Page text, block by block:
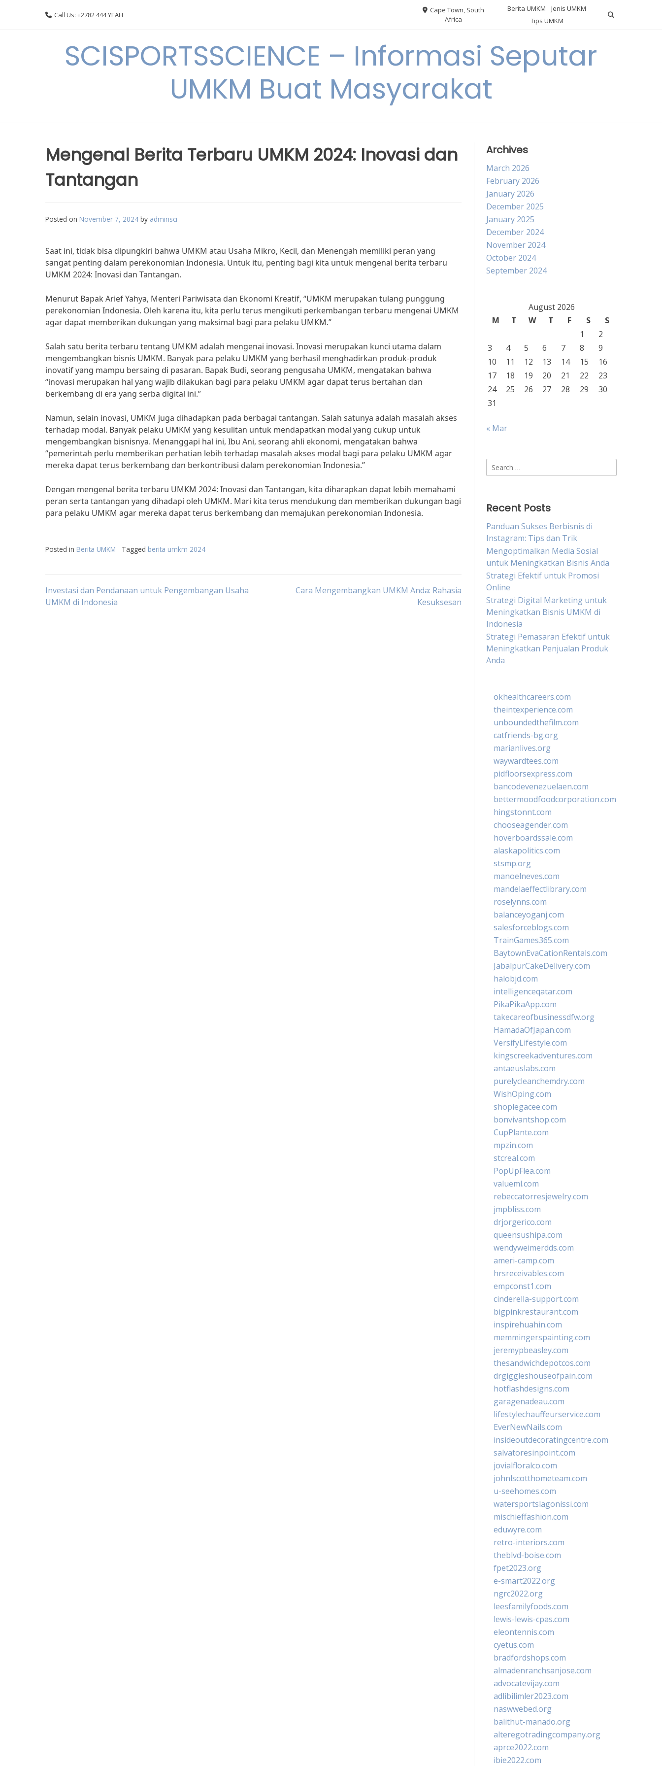
Call Us: +2782 444 YEAH
Cape Town, South
Africa
Berita UMKM
Jenis UMKM
Tips UMKM
SCISPORTSSCIENCE – Informasi Seputar
UMKM Buat Masyarakat
Mengenal Berita Terbaru UMKM 2024: Inovasi dan
Tantangan
Posted on November 7, 2024 by adminsci
Saat ini, tidak bisa dipungkiri bahwa UMKM atau Usaha Mikro, Kecil, dan Menengah memiliki peran yang
sangat penting dalam perekonomian Indonesia. Untuk itu, penting bagi kita untuk mengenal berita terbaru
UMKM 2024: Inovasi dan Tantangan.
Menurut Bapak Arief Yahya, Menteri Pariwisata dan Ekonomi Kreatif, “UMKM merupakan tulang punggung
perekonomian Indonesia. Oleh karena itu, kita perlu terus mengikuti perkembangan terbaru mengenai UMKM
agar dapat memberikan dukungan yang maksimal bagi para pelaku UMKM.”
Salah satu berita terbaru tentang UMKM adalah mengenai inovasi. Inovasi merupakan kunci utama dalam
mengembangkan bisnis UMKM. Banyak para pelaku UMKM yang berhasil menghadirkan produk-produk
inovatif yang mampu bersaing di pasaran. Bapak Budi, seorang pengusaha UMKM, mengatakan bahwa
“inovasi merupakan hal yang wajib dilakukan bagi para pelaku UMKM agar dapat terus bertahan dan
berkembang di era yang serba digital ini.”
Namun, selain inovasi, UMKM juga dihadapkan pada berbagai tantangan. Salah satunya adalah masalah akses
terhadap modal. Banyak pelaku UMKM yang kesulitan untuk mendapatkan modal yang cukup untuk
mengembangkan bisnisnya. Menanggapi hal ini, Ibu Ani, seorang ahli ekonomi, mengatakan bahwa
“pemerintah perlu memberikan perhatian lebih terhadap masalah akses modal bagi para pelaku UMKM agar
mereka dapat terus berkembang dan berkontribusi dalam perekonomian Indonesia.”
Dengan mengenal berita terbaru UMKM 2024: Inovasi dan Tantangan, kita diharapkan dapat lebih memahami
peran serta tantangan yang dihadapi oleh UMKM. Mari kita terus mendukung dan memberikan dukungan bagi
para pelaku UMKM agar mereka dapat terus berkembang dan memajukan perekonomian Indonesia.
Posted in Berita UMKM Tagged berita umkm 2024
Post
Investasi dan Pendanaan untuk Pengembangan Usaha
UMKM di Indonesia
Cara Mengembangkan UMKM Anda: Rahasia
Kesuksesan
Archives
March 2026
February 2026
January 2026
December 2025
January 2025
December 2024
November 2024
October 2024
September 2024
August 2026
M
T W T F S
S
1
2
3
4 5 6 7 8
9
10
11 12 13 14 15
16
17
18 19 20 21 22
23
24
25 26 27 28 29
30
31
« Mar
Search
for:
Recent Posts
Panduan Sukses Berbisnis di
Instagram: Tips dan Trik
Mengoptimalkan Media Sosial
untuk Meningkatkan Bisnis Anda
Strategi Efektif untuk Promosi
Online
Strategi Digital Marketing untuk
Meningkatkan Bisnis UMKM di
Indonesia
Strategi Pemasaran Efektif untuk
Meningkatkan Penjualan Produk
Anda
okhealthcareers.com
theintexperience.com
unboundedthefilm.com
catfriends-bg.org
marianlives.org
waywardtees.com
pidfloorsexpress.com
bancodevenezuelaen.com
bettermoodfoodcorporation.com
hingstonnt.com
chooseagender.com
hoverboardssale.com
alaskapolitics.com
stsmp.org
manoelneves.com
mandelaeffectlibrary.com
roselynns.com
balanceyoganj.com
salesforceblogs.com
TrainGames365.com
BaytownEvaCationRentals.com
JabalpurCakeDelivery.com
halobjd.com
intelligenceqatar.com
PikaPikaApp.com
takecareofbusinessdfw.org
HamadaOfJapan.com
VersifyLifestyle.com
kingscreekadventures.com
antaeuslabs.com
purelycleanchemdry.com
WishOping.com
shoplegacee.com
bonvivantshop.com
CupPlante.com
mpzin.com
stcreal.com
PopUpFlea.com
valueml.com
rebeccatorresjewelry.com
jmpbliss.com
drjorgerico.com
queensushipa.com
wendyweimerdds.com
ameri-camp.com
hrsreceivables.com
empconst1.com
cinderella-support.com
bigpinkrestaurant.com
inspirehuahin.com
memmingerspainting.com
jeremypbeasley.com
thesandwichdepotcos.com
drgiggleshouseofpain.com
hotflashdesigns.com
garagenadeau.com
lifestylechauffeurservice.com
EverNewNails.com
insideoutdecoratingcentre.com
salvatoresinpoint.com
jovialfloralco.com
johnlscotthometeam.com
u-seehomes.com
watersportslagonissi.com
mischieffashion.com
eduwyre.com
retro-interiors.com
theblvd-boise.com
fpet2023.org
e-smart2022.org
ngrc2022.org
leesfamilyfoods.com
lewis-lewis-cpas.com
eleontennis.com
cyetus.com
bradfordshops.com
almadenranchsanjose.com
advocatevijay.com
adlibilimler2023.com
naswwebed.org
balithut-manado.org
alteregotradingcompany.org
aprce2022.com
ibie2022.com